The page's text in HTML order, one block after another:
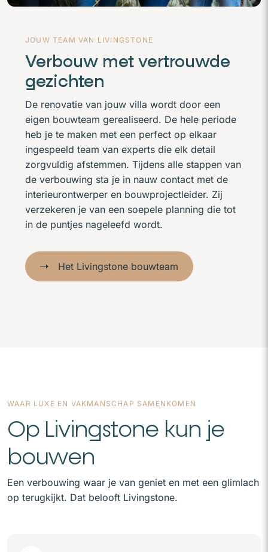
JOUW TEAM VAN LIVINGSTONE
Verbouw met vertrouwde
gezichten
De renovatie van jouw villa wordt door een
eigen bouwteam gerealiseerd. De hele periode
heb je te maken met een perfect op elkaar
ingespeeld team van experts die elk detail
zorgvuldig afstemmen. Tijdens alle stappen van
de verbouwing sta je in nauw contact met de
interieurontwerper en bouwprojectleider. Zij
verzekeren je van een soepele planning die tot
in de puntjes nageleefd wordt.
Het Livingstone bouwteam
WAAR LUXE EN VAKMANSCHAP SAMENKOMEN
Op Livingstone kun je
bouwen
Een verbouwing waar je van geniet en met een glimlach
op terugkijkt. Dat belooft Livingstone.